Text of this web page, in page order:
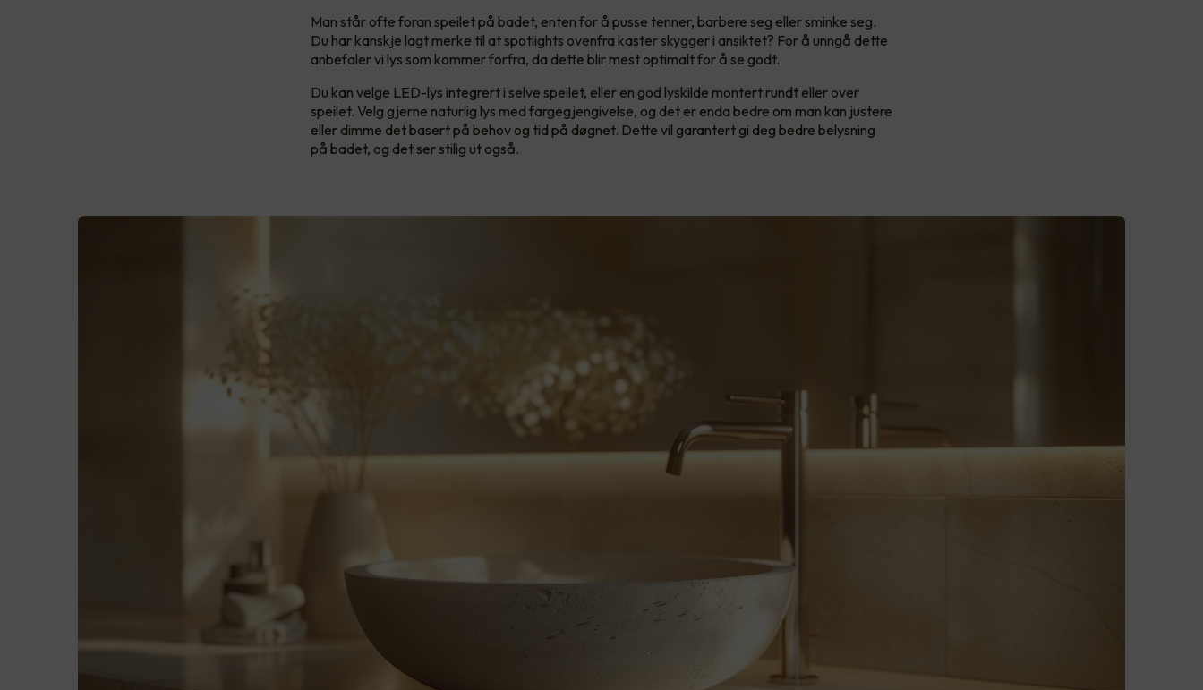
Man står ofte foran speilet på badet, enten for å pusse tenner, barbere seg eller sminke seg.
Du har kanskje lagt merke til at spotlights ovenfra kaster skygger i ansiktet? For å unngå dette
anbefaler vi lys som kommer forfra, da dette blir mest optimalt for å se godt.
Du kan velge LED-lys integrert i selve speilet, eller en god lyskilde montert rundt eller over
speilet. Velg gjerne naturlig lys med fargegjengivelse, og det er enda bedre om man kan justere
eller dimme det basert på behov og tid på døgnet. Dette vil garantert gi deg bedre belysning
på badet, og det ser stilig ut også.